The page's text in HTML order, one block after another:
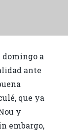
r
domingo a
ante
que ya
y
embargo,